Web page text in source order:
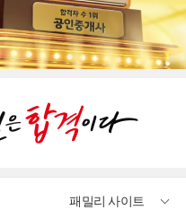
패밀리 사이트